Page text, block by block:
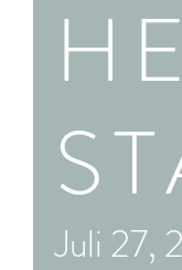
Juli 27,